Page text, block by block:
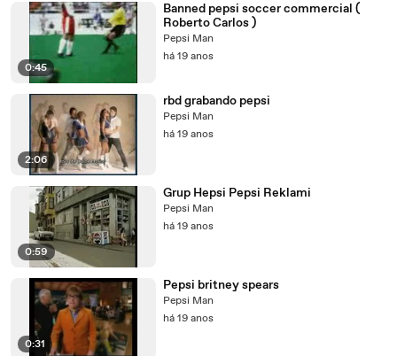
0:45
Banned pepsi soccer commercial (
Roberto Carlos )
Pepsi Man
há 19 anos
2:06
rbd grabando pepsi
Pepsi Man
há 19 anos
0:59
Grup Hepsi Pepsi Reklami
Pepsi Man
há 19 anos
0:31
Pepsi britney spears
Pepsi Man
há 19 anos